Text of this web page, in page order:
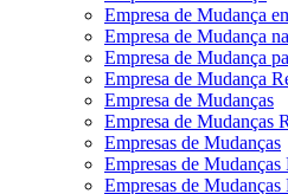
Empresa de Mudança
Empresa de Mudança
Empresa de Mudança
Empresa de Mudança
Empresa de Mudanças
Empresa de Mudanças
Empresas de Mudanças
Empresas de Mudanças
Empresas de